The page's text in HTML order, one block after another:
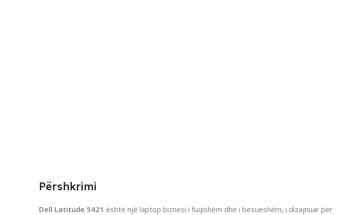
Përshkrimi
Dell Latitude 5421 është një laptop biznesi i fuqishëm dhe i besueshëm, i dizajnuar për